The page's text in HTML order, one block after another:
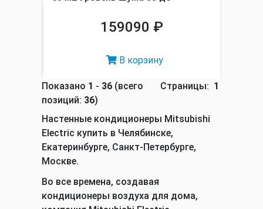
159090 ₽
В корзину
Страницы: 1
Показано 1 - 36 (всего
позиций: 36)
Настенные кондиционеры Mitsubishi
Electric купить в Челябинске,
Екатеринбурге, Санкт-Петербурге,
Москве.
Во все времена, создавая
кондиционеры воздуха для дома,